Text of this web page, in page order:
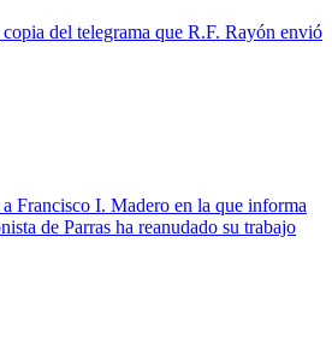
del telegrama que R.F. Rayón envió
Francisco I. Madero en la que informa
de Parras ha reanudado su trabajo